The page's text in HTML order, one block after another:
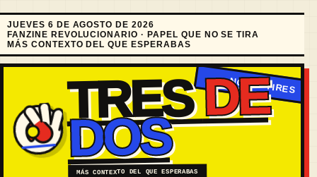
JUEVES 6 DE AGOSTO DE 2026
FANZINE REVOLUCIONARIO · PAPEL QUE NO SE TIRA
MÁS CONTEXTO DEL QUE ESPERABAS
TRESDE
DOS
MÁS CONTEXTO DEL QUE ESPERABAS